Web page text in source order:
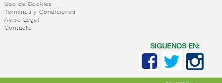
Uso de Cookies
Terminos y Condiciones
Aviso Legal
Contacto
SIGUENOS EN: